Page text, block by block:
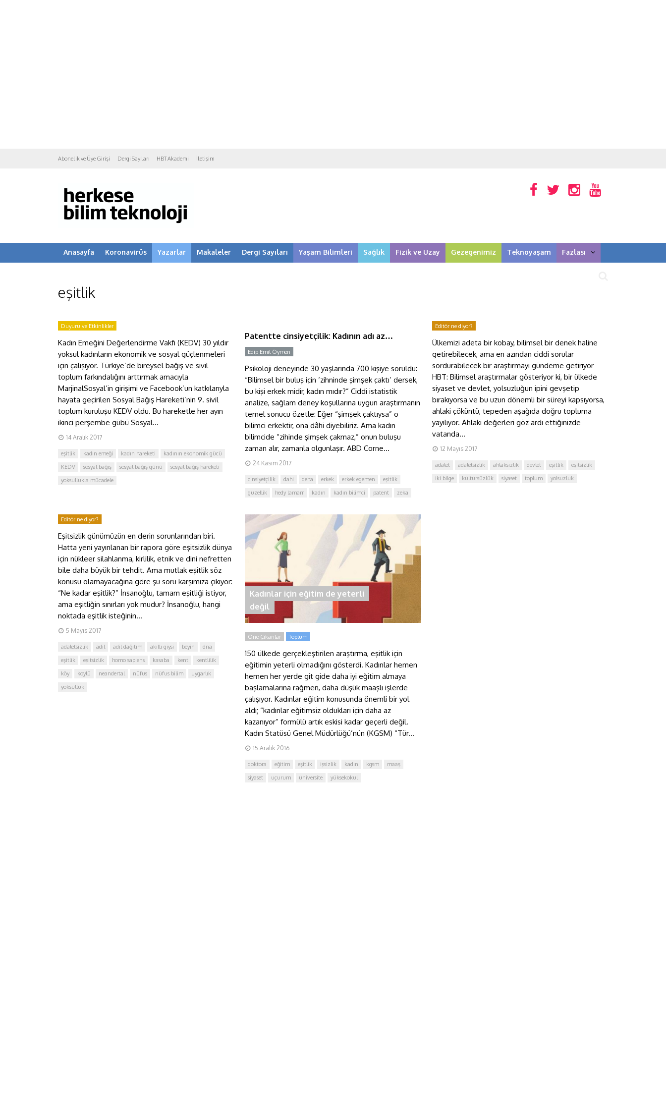
Abonelik ve Üye Girişi Dergi Sayıları HBT Akademi İletişim
Anasayfa Koronavirüs Yazarlar Makaleler Dergi Sayıları Yaşam Bilimleri Sağlık Fizik ve Uzay Gezegenimiz Teknoyaşam Fazlası
eşitlik
Duyuru ve Etkinlikler
Kadın Emeğini Değerlendirme Vakfı (KEDV) 30 yıldır
yoksul kadınların ekonomik ve sosyal güçlenmeleri
için çalışıyor. Türkiye’de bireysel bağış ve sivil
toplum farkındalığını arttırmak amacıyla
MarjinalSosyal’in girişimi ve Facebook’un katkılarıyla
hayata geçirilen Sosyal Bağış Hareketi’nin 9. sivil
toplum kuruluşu KEDV oldu. Bu hareketle her ayın
ikinci perşembe gübü Sosyal...
14 Aralık 2017
eşitlik kadın emeği kadın hareketi
kadının ekonomik gücü
KEDV
sosyal bağış sosyal bağış günü
sosyal bağış hareketi
yoksullukla mücadele
Patentte cinsiyetçilik: Kadının adı az…
Edip Emil Öymen
Psikoloji deneyinde 30 yaşlarında 700 kişiye soruldu:
“Bilimsel bir buluş için ‘zihninde şimşek çaktı’ dersek,
bu kişi erkek midir, kadın mıdır?” Ciddi istatistik
analize, sağlam deney koşullarına uygun araştırmanın
temel sonucu özetle: Eğer “şimşek çaktıysa” o
bilimci erkektir, ona dâhi diyebiliriz. Ama kadın
bilimcide “zihinde şimşek çakmaz,” onun buluşu
zaman alır, zamanla olgunlaşır. ABD Corne...
24 Kasım 2017
cinsiyetçilik dahi deha erkek erkek egemen
eşitlik
güzellik
hedy lamarr kadın kadın bilimci patent zeka
Editör ne diyor?
Ülkemizi adeta bir kobay, bilimsel bir denek haline
getirebilecek, ama en azından ciddi sorular
sordurabilecek bir araştırmayı gündeme getiriyor
HBT: Bilimsel araştırmalar gösteriyor ki, bir ülkede
siyaset ve devlet, yolsuzluğun ipini gevşetip
bırakıyorsa ve bu uzun dönemli bir süreyi kapsıyorsa,
ahlaki çöküntü, tepeden aşağıda doğru topluma
yayılıyor. Ahlaki değerleri göz ardı ettiğinizde
vatanda...
12 Mayıs 2017
adalet adaletsizlik ahlaksızlık devlet eşitlik
eşitsizlik
iki bilge
kültürsüzlük siyaset toplum yolsuzluk
Editör ne diyor?
Eşitsizlik günümüzün en derin sorunlarından biri.
Hatta yeni yayınlanan bir rapora göre eşitsizlik dünya
için nükleer silahlanma, kirlilik, etnik ve dini nefretten
bile daha büyük bir tehdit. Ama mutlak eşitlik söz
konusu olamayacağına göre şu soru karşımıza çıkıyor:
“Ne kadar eşitlik?” İnsanoğlu, tamam eşitliği istiyor,
ama eşitliğin sınırları yok mudur? İnsanoğlu, hangi
noktada eşitlik isteğinin...
5 Mayıs 2017
adaletsizlik adil adil dağıtım akıllı giysi beyin
dna
eşitlik
eşitsizlik homo sapiens kasaba kent
kentlilik
köy
köylü neandertal nüfus nüfus bilim
uygarlık
yoksulluk
Kadınlar için eğitim de yeterli
değil
Öne Çıkanlar Toplum
150 ülkede gerçekleştirilen araştırma, eşitlik için
eğitimin yeterli olmadığını gösterdi. Kadınlar hemen
hemen her yerde git gide daha iyi eğitim almaya
başlamalarına rağmen, daha düşük maaşlı işlerde
çalışıyor. Kadınlar eğitim konusunda önemli bir yol
aldı; “kadınlar eğitimsiz oldukları için daha az
kazanıyor” formülü artık eskisi kadar geçerli değil.
Kadın Statüsü Genel Müdürlüğü’nün (KGSM) “Tür...
15 Aralık 2016
doktora eğitim eşitlik işsizlik kadın kgsm
maaş
siyaset
uçurum üniversite yüksekokul